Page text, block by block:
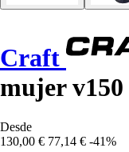
Craft
mujer v150
Desde
130,00 € 77,14 € -41%